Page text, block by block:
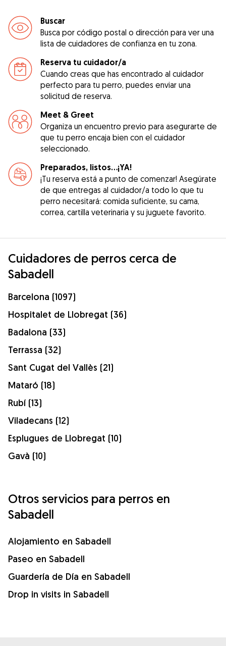
Buscar
Busca por código postal o dirección para ver una
lista de cuidadores de confianza en tu zona.
Reserva tu cuidador/a
Cuando creas que has encontrado al cuidador
perfecto para tu perro, puedes enviar una
solicitud de reserva.
Meet & Greet
Organiza un encuentro previo para asegurarte de
que tu perro encaja bien con el cuidador
seleccionado.
Preparados, listos...¡YA!
¡Tu reserva está a punto de comenzar! Asegúrate
de que entregas al cuidador/a todo lo que tu
perro necesitará: comida suficiente, su cama,
correa, cartilla veterinaria y su juguete favorito.
Cuidadores de perros cerca de
Sabadell
Barcelona (1097)
Hospitalet de Llobregat (36)
Badalona (33)
Terrassa (32)
Sant Cugat del Vallès (21)
Mataró (18)
Rubí (13)
Viladecans (12)
Esplugues de Llobregat (10)
Gavà (10)
Otros servicios para perros en
Sabadell
Alojamiento en Sabadell
Paseo en Sabadell
Guardería de Día en Sabadell
Drop in visits in Sabadell